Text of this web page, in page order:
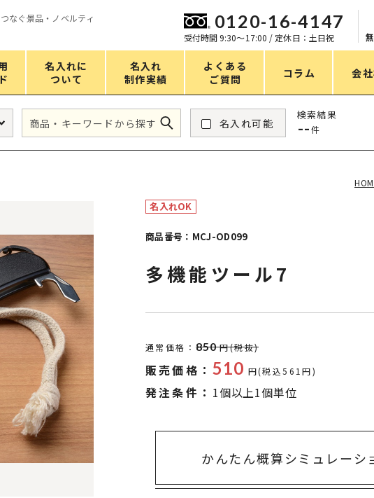
なぐ景品・ノベルティ
0120-16-4147
受付時間 9:30〜17:00 / 定休日：土日祝
名入れに
ついて
名入れ
制作実績
よくある
ご質問
コラム 会
スマホ・PCグッズ
コスメグッズ
食品・スイーツ
タオル・ハンカチ
傘・レイングッズ
バッグ&ポーチ
キャラクター雑貨
ALL すべてのカテゴリ
価格
151～200円
201～250円
251～300円
501～1,000円
1,000～2,000円
2,000～3,000円
安全大
名入れ可能
検索結果
-- 件
名入れOK
商品番号：MCJ-OD099
多機能ツール7
通常価格： 850 円(税抜)
販売価格： 510 円(税込561円)
発注条件： 1個以上1個単位
かんたん概算シミュレーシ